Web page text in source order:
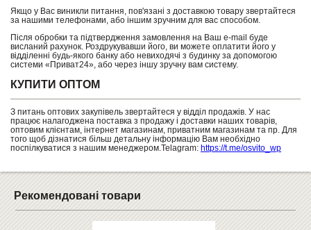
Якщо у Вас виникли питання, пов'язані з доставкою товару звертайтеся
за нашими телефонами, або іншим зручним для вас способом.
Після обробки та підтвердження замовлення на Ваш e-mail буде
висланий рахунок. Роздрукувавши його, ви можете оплатити його у
відділенні будь-якого банку або невиходячі з будинку за допомогою
системи «Приват24», або через іншу зручну вам систему.
КУПИТИ ОПТОМ
З питань оптових закупівель звертайтеся у відділ продажів. У нас
працює налагоджена поставка з продажу і доставки наших товарів,
оптовим клієнтам, інтернет магазинам, приватним магазинам та пр. Для
того щоб дізнатися більш детальну інформацію Вам необхідно
поспілкуватися з нашим менеджером.Telagram: https://t.me/osvito_wp
Рекомендовані товари